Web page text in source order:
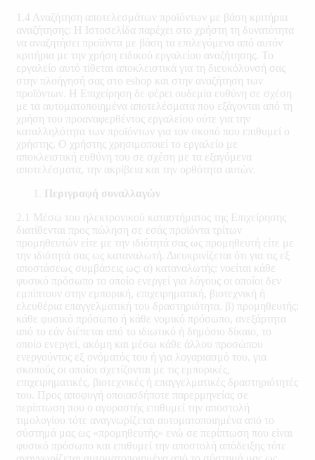
1.4 Αναζήτηση αποτελεσμάτων προϊόντων με βάση κριτήρια
αναζήτησης: Η Ιστοσελίδα παρέχει στο χρήστη τη δυνατότητα
να αναζητήσει προϊόντα με βάση τα επιλεγόμενα από αυτόν
κριτήρια με την χρήση ειδικού εργαλείου αναζήτησης. Το
εργαλείο αυτό τίθεται αποκλειστικά για τη διευκόλυνσή σας
στην πλοήγησή σας στο eshop και στην αναζήτηση των
προϊόντων. Η Επιχείρηση δε φέρει ουδεμία ευθύνη σε σχέση
με τα αυτοματοποιημένα αποτελέσματα που εξάγονται από τη
χρήση του προαναφερθέντος εργαλείου ούτε για την
καταλληλότητα των προϊόντων για τον σκοπό που επιθυμεί ο
χρήστης. Ο χρήστης χρησιμοποιεί το εργαλείο με
αποκλειστική ευθύνη του σε σχέση με τα εξαγόμενα
αποτελέσματα, την ακρίβεια και την ορθότητα αυτών.
Περιγραφή συναλλαγών
2.1 Μέσω του ηλεκτρονικού καταστήματος της Επιχείρησης
διατίθενται προς πώληση σε εσάς προϊόντα τρίτων
προμηθευτών είτε με την ιδιότητά σας ως προμηθευτή είτε με
την ιδιότητά σας ως καταναλωτή. Διευκρινίζεται ότι για τις εξ
αποστάσεως συμβάσεις ως: α) καταναλωτής: νοείται κάθε
φυσικό πρόσωπο το οποίο ενεργεί για λόγους οι οποίοι δεν
εμπίπτουν στην εμπορική, επιχειρηματική, βιοτεχνική ή
ελευθέρια επαγγελματική του δραστηριότητα. β) προμηθευτής:
κάθε φυσικό πρόσωπο ή κάθε νομικό πρόσωπο, ανεξάρτητα
από το εάν διέπεται από το ιδιωτικό ή δημόσιο δίκαιο, το
οποίο ενεργεί, ακόμη και μέσω κάθε άλλου προσώπου
ενεργούντος εξ ονόματός του ή για λογαριασμό του, για
σκοπούς οι οποίοι σχετίζονται με τις εμπορικές,
επιχειρηματικές, βιοτεχνικές ή επαγγελματικές δραστηριότητές
του. Προς αποφυγή οποιασδήποτε παρερμηνείας σε
περίπτωση που ο αγοραστής επιθυμεί την αποστολή
τιμολογίου τότε αναγνωρίζεται αυτοματοποιημένα από το
σύστημά μας ως «προμηθευτής» ενώ σε περίπτωση που είναι
φυσικό πρόσωπο και επιθυμεί την αποστολή απόδειξης τότε